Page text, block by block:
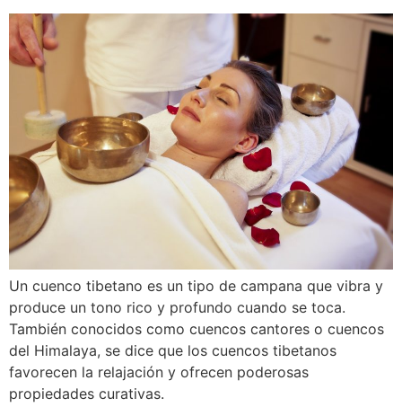
Un cuenco tibetano es un tipo de campana que vibra y
produce un tono rico y profundo cuando se toca.
También conocidos como cuencos cantores o cuencos
del Himalaya, se dice que los cuencos tibetanos
favorecen la relajación y ofrecen poderosas
propiedades curativas.